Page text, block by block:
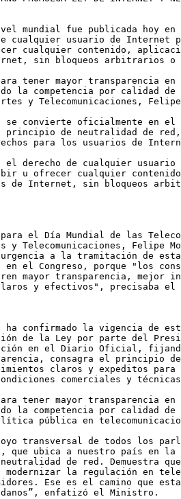
mundial fue publicada hoy
cualquier usuario de
cualquier contenido,
sin bloqueos arbitrarios o
tener mayor transparencia en
la competencia por calidad
y Telecomunicaciones, Felipe
se convierte oficialmente en el
principio de neutralidad de
para los usuarios de
el derecho de cualquier
u ofrecer cualquier
de Internet, sin bloqueos
para el Día Mundial de las
y Telecomunicaciones, Felipe
a la tramitación de esta
el Congreso, porque "los
mayor transparencia, mejor
y efectivos", precisaba el
ha confirmado la vigencia de
de la Ley por parte del
en el Diario Oficial,
consagra el principio
claros y expeditos para
comerciales y
tener mayor transparencia en
la competencia por calidad
pública en
transversal de todos los
que ubica a nuestro país en la
de red. Demuestra
la regulación en
Ese es el camino que
enfatizó el Ministro.